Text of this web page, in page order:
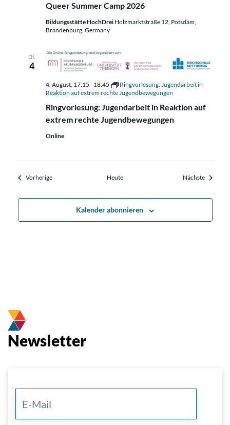
Queer Summer Camp 2026
Bildungsstätte HochDrei Holzmarktstraße 12, Potsdam,
Brandenburg, Germany
DI.
4
Ringvorlesung: Jugendarbeit in Reaktion auf
extrem rechte Jugendbewegungen
4. August, 17:15 - 18:45
Ringvorlesung: Jugendarbeit in
Reaktion auf extrem rechte Jugendbewegungen
Online
VorherigeVeranstaltungen Heute Nächste
Kalender abonnieren
Newsletter